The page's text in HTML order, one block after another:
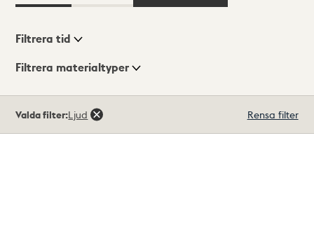
Visningsläge
Filtrera tid
Filtrera materialtyper
träffar
Valda filter:Ljud Rensa filter